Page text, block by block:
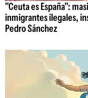
"Ceuta es España":
inmigrantes ilegales,
Pedro Sánchez